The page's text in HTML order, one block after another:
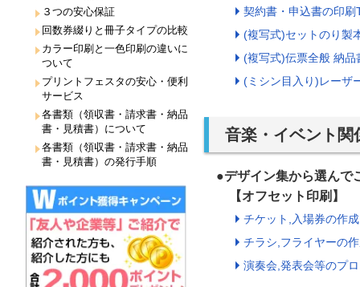
３つの安心保証
回数券綴りと冊子タイプの比較
カラー印刷と一色印刷の違いに
ついて
プリントフェスタの安心・便利
サービス
各書類（領収書・請求書・納品
書・見積書）について
各書類（領収書・請求書・納品
書・見積書）の発行手順
契約書・申込書の印刷
(複写式)セットのり製
(複写式)伝票全般 納
(ミシン目入り)レーザ
音楽・イベント関
●デザイン集から選ん
【オフセット印刷】
チケット,入場券の作
チラシ,フライヤーの
演奏会,発表会等のプ